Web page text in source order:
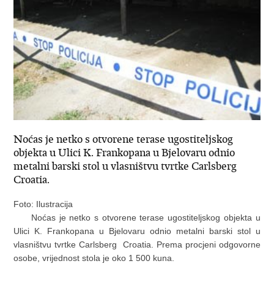
Noćas je netko s otvorene terase ugostiteljskog
objekta u Ulici K. Frankopana u Bjelovaru odnio
metalni barski stol u vlasništvu tvrtke Carlsberg
Croatia.
Foto: Ilustracija
Noćas je netko s otvorene terase ugostiteljskog objekta u
Ulici K. Frankopana u Bjelovaru odnio metalni barski stol u
vlasništvu tvrtke Carlsberg Croatia. Prema procjeni odgovorne
osobe, vrijednost stola je oko 1 500 kuna.